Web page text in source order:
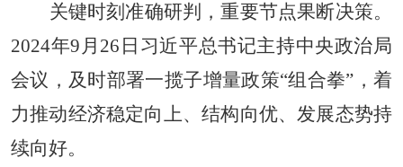
关键时刻准确研判，重要节点果断决策。
2024年9月26日习近平总书记主持中央政治局
会议，及时部署一揽子增量政策“组合拳”，着
力推动经济稳定向上、结构向优、发展态势持
续向好。